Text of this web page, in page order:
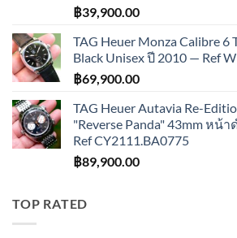
฿39,900.00
TAG Heuer Monza Calibre 6
Black Unisex ปี 2010 — Ref
฿69,900.00
TAG Heuer Autavia Re-
"Reverse Panda" 43mm หน้
Ref CY2111.BA0775
฿89,900.00
TOP RATED